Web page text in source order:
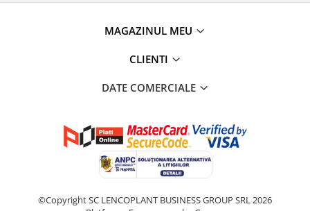
MAGAZINUL MEU
CLIENTI
DATE COMERCIALE
©Copyright SC LENCOPLANT BUSINESS GROUP SRL 2026